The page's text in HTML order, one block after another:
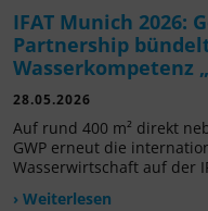
IFAT Munich 2026:
Partnership
Wasserkompetenz
28.05.2026
Auf rund 400 m² direkt
GWP erneut die
Wasserwirtschaft auf der
› Weiterlesen